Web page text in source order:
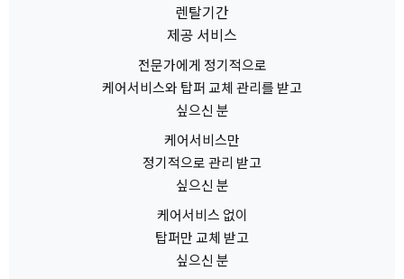
렌탈기간
제공 서비스
전문가에게 정기적으로
케어서비스와 탑퍼 교체 관리를 받고
싶으신 분
케어서비스만
정기적으로 관리 받고
싶으신 분
케어서비스 없이
탑퍼만 교체 받고
싶으신 분